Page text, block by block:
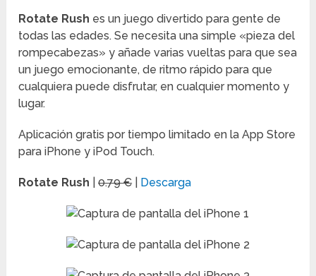
Rotate Rush es un juego divertido para gente de
todas las edades. Se necesita una simple «pieza del
rompecabezas» y añade varias vueltas para que sea
un juego emocionante, de ritmo rápido para que
cualquiera puede disfrutar, en cualquier momento y
lugar.
Aplicación gratis por tiempo limitado en la App Store
para iPhone y iPod Touch.
Rotate Rush |0.79 € Descarga